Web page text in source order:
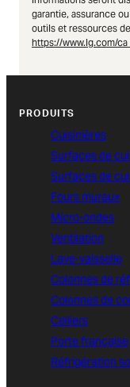
garantie, assurance
outils et ressources
https://www.lg.com/
PRODUITS
Cuisinières
Surfaces de
Surfaces de
Fours muraux
Micro-ondes
Ventilation
Lave-vaisselle
Colonnes de
Colonnes de
Celliers
Porte française
Réfrigération